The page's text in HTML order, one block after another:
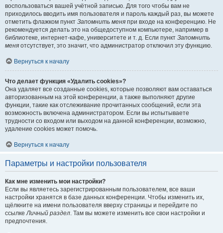
воспользоваться вашей учётной записью. Для того чтобы вам не
приходилось вводить имя пользователя и пароль каждый раз, вы можете
отметить флажком пункт Запомнить меня при входе на конференцию. Не
рекомендуется делать это на общедоступном компьютере, например в
библиотеке, интернет-кафе, университете и т. д. Если пункт Запомнить
меня отсутствует, это значит, что администратор отключил эту функцию.
Вернуться к началу
Что делает функция «Удалить cookies»?
Она удаляет все созданные cookies, которые позволяют вам оставаться
авторизованным на этой конференции, а также выполняют другие
функции, такие как отслеживание прочитанных сообщений, если эта
возможность включена администратором. Если вы испытываете
трудности со входом или выходом на данной конференции, возможно,
удаление cookies может помочь.
Вернуться к началу
Параметры и настройки пользователя
Как мне изменить мои настройки?
Если вы являетесь зарегистрированным пользователем, все ваши
настройки хранятся в базе данных конференции. Чтобы изменить их,
щёлкните на имени пользователя вверху страницы и перейдите по
ссылкеЛичный раздел. Там вы можете изменить все свои настройки и
предпочтения.